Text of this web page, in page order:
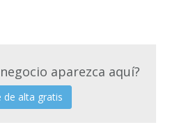
aparezca aquí?
de alta gratis